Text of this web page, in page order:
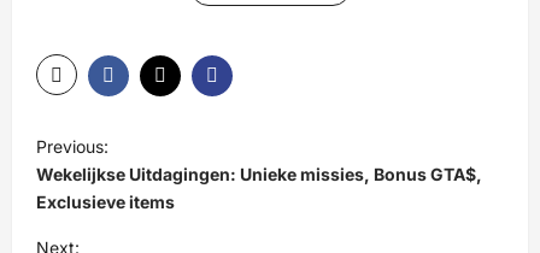
o
s
t
Previous:
Wekelijkse Uitdagingen: Unieke missies, Bonus GTA$,
Exclusieve items
Next: